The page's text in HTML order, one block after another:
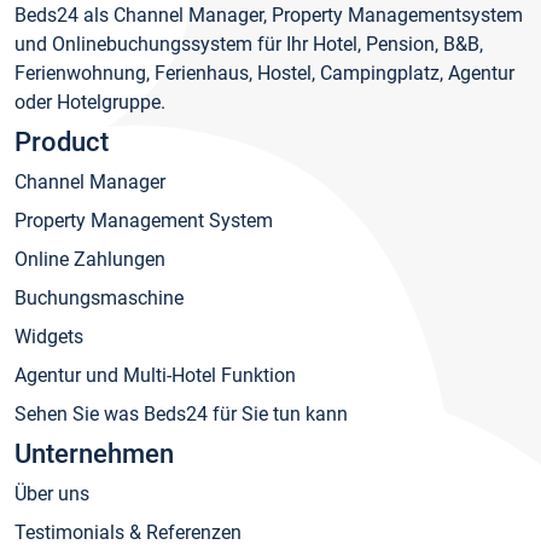
Beds24 als Channel Manager, Property Managementsystem
und Onlinebuchungssystem für Ihr Hotel, Pension, B&B,
Ferienwohnung, Ferienhaus, Hostel, Campingplatz, Agentur
oder Hotelgruppe.
Product
Channel Manager
Property Management System
Online Zahlungen
Buchungsmaschine
Widgets
Agentur und Multi-Hotel Funktion
Sehen Sie was Beds24 für Sie tun kann
Unternehmen
Über uns
Testimonials & Referenzen